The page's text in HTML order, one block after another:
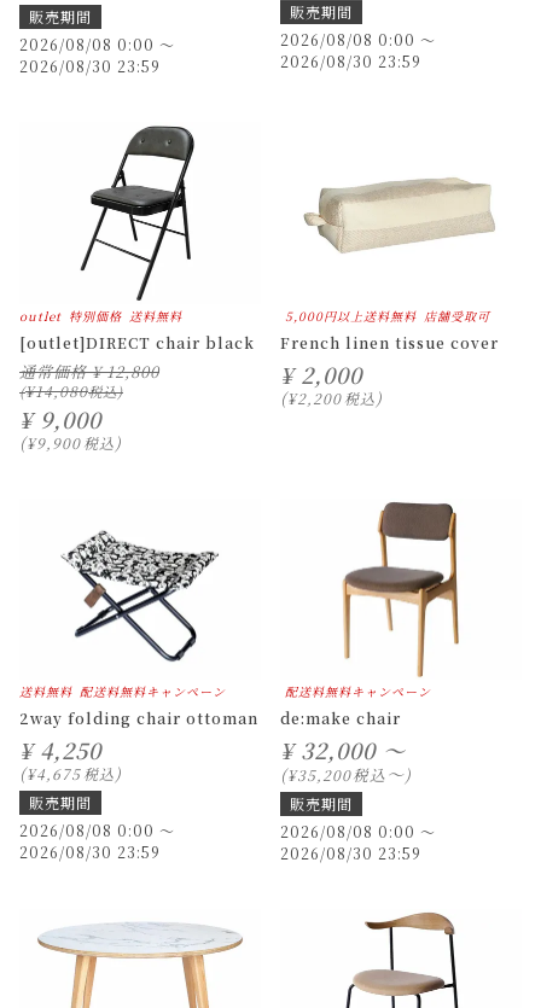
販売期間
2026/08/08 0:00 〜
2026/08/30 23:59
販売期間
2026/08/08 0:00 〜
2026/08/30 23:59
outlet 特別価格 送料無料
[outlet]DIRECT chair black
通常価格 ¥ 12,800
¥14,080
¥ 9,000
¥9,900税込
5,000円以上送料無料 店舗受取可
French linen tissue cover
¥ 2,000
¥2,200税込
送料無料 配送料無料キャンペーン
2way folding chair ottoman
¥ 4,250
¥4,675税込
販売期間
2026/08/08 0:00 〜
2026/08/30 23:59
配送料無料キャンペーン
de:make chair
¥ 32,000 ～
¥35,200税込〜
販売期間
2026/08/08 0:00 〜
2026/08/30 23:59